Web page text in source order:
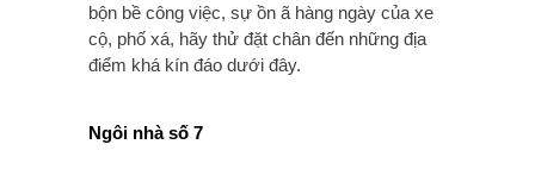
bộn bề công việc, sự ồn ã hàng ngày của xe
cộ, phố xá, hãy thử đặt chân đến những địa
điểm khá kín đáo dưới đây.
Ngôi nhà số 7